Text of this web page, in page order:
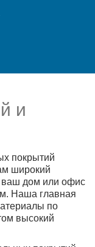
и
покрытий
широкий
ваш дом или офис
Наша главная
по
высокий